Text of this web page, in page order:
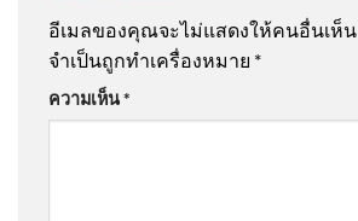
อีเมลของคุณจะไม่แสดงให้คนอื่นเห็น
จำเป็นถูกทำเครื่องหมาย *
ความเห็น*